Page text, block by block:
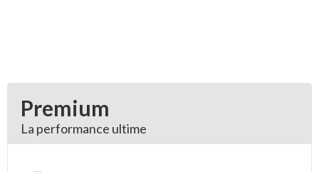
Premium
La performance ultime